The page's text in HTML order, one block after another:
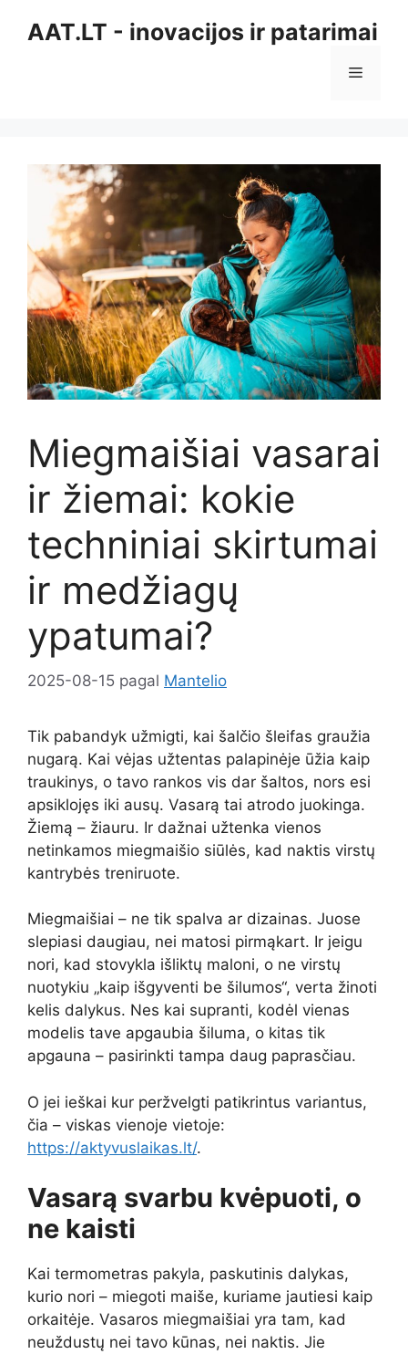
AAT.LT - inovacijos ir patarimai
Meniu
Miegmaišiai vasarai
ir žiemai: kokie
techniniai skirtumai
ir medžiagų
ypatumai?
2025-08-15 pagal Mantelio
Tik pabandyk užmigti, kai šalčio šleifas graužia
nugarą. Kai vėjas užtentas palapinėje ūžia kaip
traukinys, o tavo rankos vis dar šaltos, nors esi
apsiklojęs iki ausų. Vasarą tai atrodo juokinga.
Žiemą – žiauru. Ir dažnai užtenka vienos
netinkamos miegmaišio siūlės, kad naktis virstų
kantrybės treniruote.
Miegmaišiai – ne tik spalva ar dizainas. Juose
slepiasi daugiau, nei matosi pirmąkart. Ir jeigu
nori, kad stovykla išliktų maloni, o ne virstų
nuotykiu „kaip išgyventi be šilumos“, verta žinoti
kelis dalykus. Nes kai supranti, kodėl vienas
modelis tave apgaubia šiluma, o kitas tik
apgauna – pasirinkti tampa daug paprasčiau.
O jei ieškai kur peržvelgti patikrintus variantus,
čia – viskas vienoje vietoje:
https://aktyvuslaikas.lt/.
Vasarą svarbu kvėpuoti, o
ne kaisti
Kai termometras pakyla, paskutinis dalykas,
kurio nori – miegoti maiše, kuriame jautiesi kaip
orkaitėje. Vasaros miegmaišiai yra tam, kad
neuždustų nei tavo kūnas, nei naktis. Jie